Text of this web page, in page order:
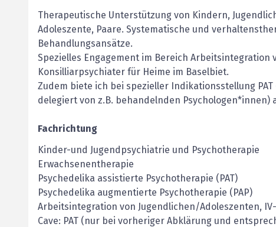
Therapeutische Unterstützung von Kindern,
Adoleszente, Paare. Systematische und
Behandlungsansätze.
Spezielles Engagement im Bereich Arbeitsintegration
Konsilliarpsychiater für Heime im Baselbiet.
Zudem biete ich bei spezieller Indikationsstellung
delegiert von z.B. behandelnden
Fachrichtung
Kinder-und Jugendpsychiatrie und Psychotherapie
Erwachsenentherapie
Psychedelika assistierte Psychotherapie (PAT)
Psychedelika augmentierte Psychotherapie (PAP)
Arbeitsintegration von Jugendlichen/Adoleszenten,
Cave: PAT (nur bei vorheriger Abklärung und